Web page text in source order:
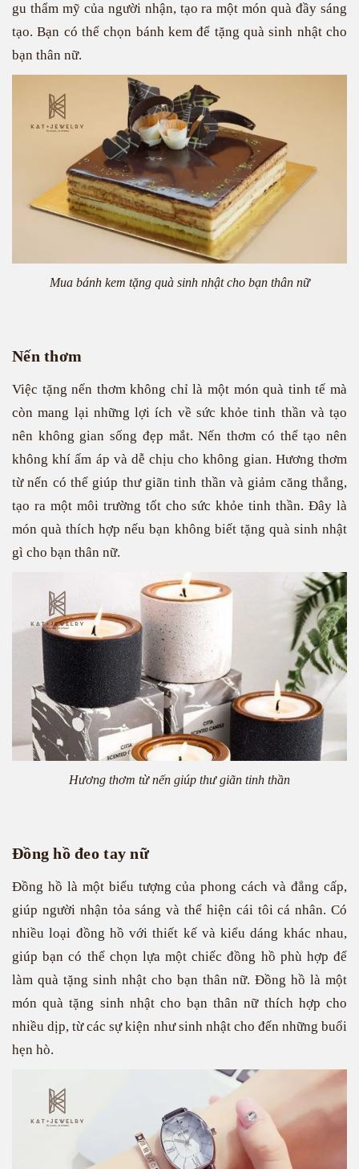
gu thẩm mỹ của người nhận, tạo ra một món quà đầy sáng
tạo. Bạn có thể chọn bánh kem để tặng quà sinh nhật cho
bạn thân nữ.
Mua bánh kem tặng quà sinh nhật cho bạn thân nữ
Nến thơm
Việc tặng nến thơm không chỉ là một món quà tinh tế mà
còn mang lại những lợi ích về sức khỏe tinh thần và tạo
nên không gian sống đẹp mắt. Nến thơm có thể tạo nên
không khí ấm áp và dễ chịu cho không gian. Hương thơm
từ nến có thể giúp thư giãn tinh thần và giảm căng thẳng,
tạo ra một môi trường tốt cho sức khỏe tinh thần. Đây là
món quà thích hợp nếu bạn không biết tặng quà sinh nhật
gì cho bạn thân nữ.
Hương thơm từ nến giúp thư giãn tinh thần
Đồng hồ đeo tay nữ
Đồng hồ là một biểu tượng của phong cách và đẳng cấp,
giúp người nhận tỏa sáng và thể hiện cái tôi cá nhân. Có
nhiều loại đồng hồ với thiết kế và kiểu dáng khác nhau,
giúp bạn có thể chọn lựa một chiếc đồng hồ phù hợp để
làm quà tặng sinh nhật cho bạn thân nữ. Đồng hồ là một
món quà tặng sinh nhật cho bạn thân nữ thích hợp cho
nhiều dịp, từ các sự kiện như sinh nhật cho đến những buổi
hẹn hò.